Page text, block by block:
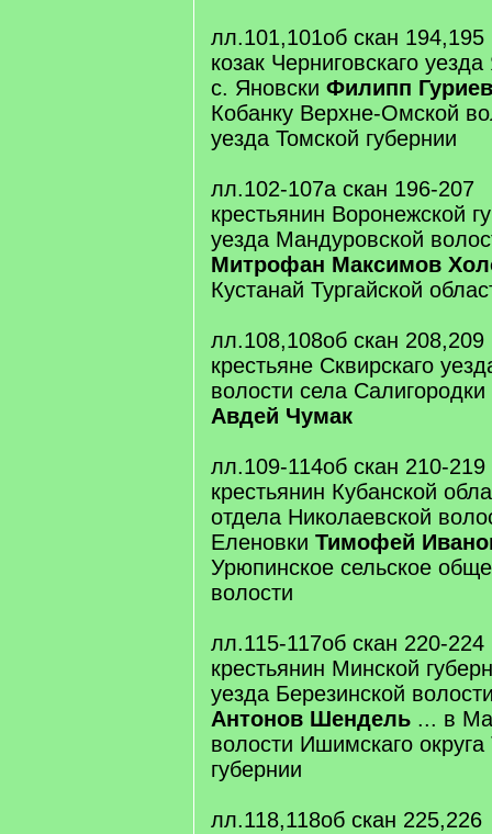
лл.101,101об скан 194,195
козак Черниговскаго
с. Яновски Филипп
Кобанку Верхне-Омской
уезда Томской губернии
лл.102-107а скан 196-207
крестьянин Воронежской
уезда Мандуровской
Митрофан Максимов
Кустанай Тургайской
лл.108,108об скан 208,209
крестьяне Сквирскаго
волости села Салигородки
Авдей Чумак
лл.109-114об скан 210-219
крестьянин Кубанской
отдела Николаевской
Еленовки Тимофей
Урюпинское сельское
волости
лл.115-117об скан 220-224
крестьянин Минской
уезда Березинской
Антонов Шендель ... в
волости Ишимскаго округа
губернии
лл.118,118об скан 225,226